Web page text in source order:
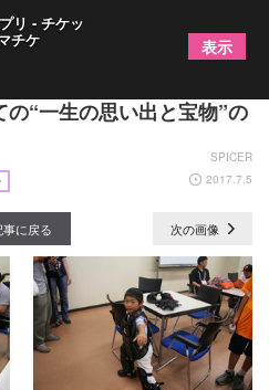
ラスナイター』をレポー
“一生の思い出と宝物”の
SPICER
2017.7.5
事に戻る 次の画像
リ - チケッ
チケ 表示